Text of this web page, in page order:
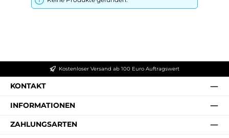
Kostenloser Versand ab 100 Euro Auftragswert
KONTAKT
INFORMATIONEN
ZAHLUNGSARTEN